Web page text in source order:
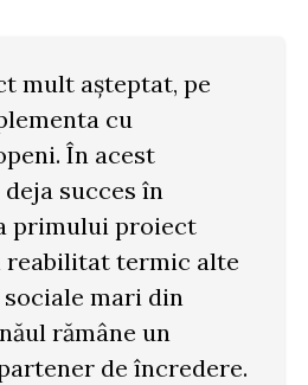
mult așteptat, pe
cu
În acest
succes în
primului proiect
reabilitat termic alte
mari din
rămâne un
de încredere.